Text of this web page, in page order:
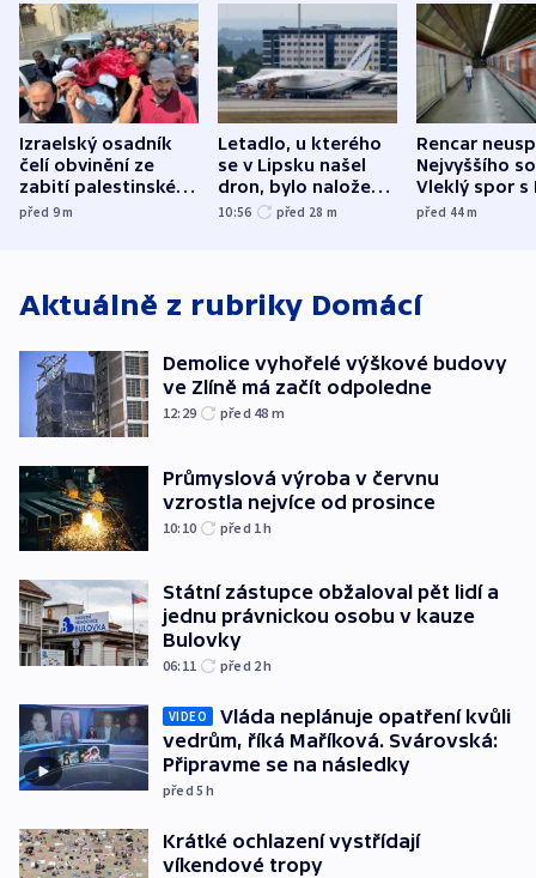
Izraelský osadník
čelí obvinění ze
zabití palestinského
aktivisty
před 9m
Letadlo, u kterého
se v Lipsku našel
dron, bylo naložené
municí, píší média
10:56 před 28 m
Rencar
Nejvyššího
Vleklý spor s
reklamní
před 44m
Aktuálně z rubriky Domácí
Demolice vyhořelé výškové budovy
ve Zlíně má začít odpoledne
12:29 před 48 m
Průmyslová výroba v červnu
vzrostla nejvíce od prosince
10:10 před 1h
Státní zástupce obžaloval pět lidí a
jednu právnickou osobu v kauze
Bulovky
06:11 před 2h
VIDEO
Vláda neplánuje opatření kvůli
vedrům, říká Maříková. Svárovská:
Připravme se na následky
před 5h
Krátké ochlazení vystřídají
víkendové tropy